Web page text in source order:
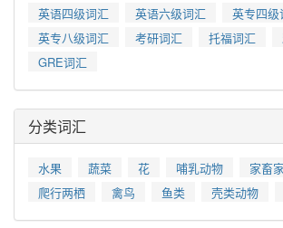
英语四级词汇 英语六级词汇
英专四级
英专八级词汇
考研词汇 托福词汇
GRE词汇
分类词汇
水果 蔬菜 花 哺乳动物
家畜
爬行两栖
禽鸟 鱼类 壳类动物